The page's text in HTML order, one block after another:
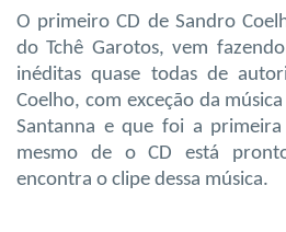
O primeiro CD de Sandro
do Tchê Garotos, vem
inéditas quase todas de
Coelho, com exceção da
Santanna e que foi a primeira
mesmo de o CD está
encontra o clipe dessa música.